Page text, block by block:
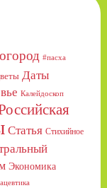
#пасха
Даты
Калейдоскоп
Статья Стихийное
Экономика